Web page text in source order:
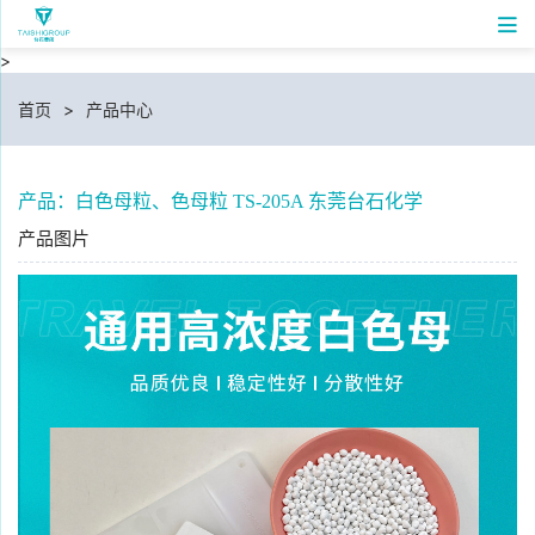
>
首页 > 产品中心
产品：白色母粒、色母粒 TS-205A 东莞台石化学
产品图片